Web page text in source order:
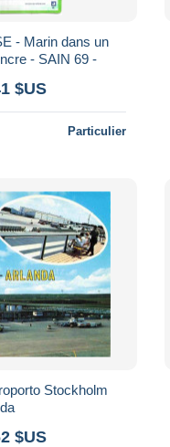
- Marin dans un
- SAIN 69 -
$US
Particulier
Stockholm
$US